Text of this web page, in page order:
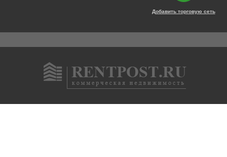
Добавить торговую сеть